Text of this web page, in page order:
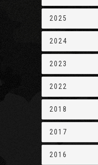
2025
2024
2023
2022
2018
2017
2016